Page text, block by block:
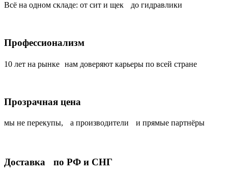
Всё на одном складе: от сит и щек до гидравлики
Профессионализм
10 лет на рынке нам доверяют карьеры по всей стране
Прозрачная цена
мы не перекупы, а производители и прямые партнёры
Доставка по РФ и СНГ